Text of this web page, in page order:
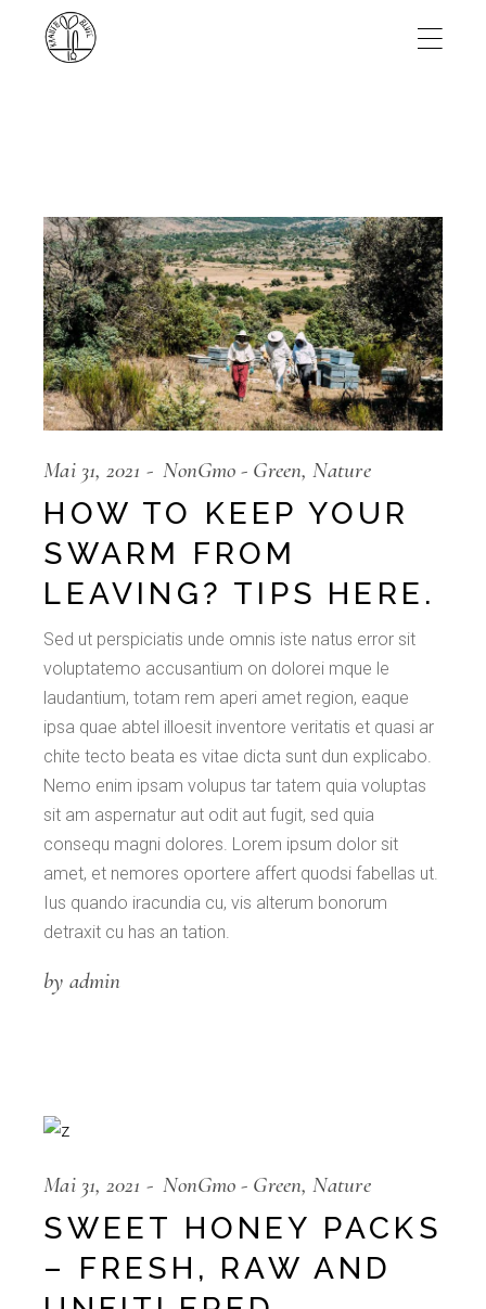
content
Mai 31, 2021 NonGmo Green Nature
HOW TO KEEP YOUR
SWARM FROM
LEAVING? TIPS HERE.
Sed ut perspiciatis unde omnis iste natus error sit
voluptatemo accusantium on dolorei mque le
laudantium, totam rem aperi amet region, eaque
ipsa quae abtel illoesit inventore veritatis et quasi ar
chite tecto beata es vitae dicta sunt dun explicabo.
Nemo enim ipsam volupus tar tatem quia voluptas
sit am aspernatur aut odit aut fugit, sed quia
consequ magni dolores. Lorem ipsum dolor sit
amet, et nemores oportere affert quodsi fabellas ut.
Ius quando iracundia cu, vis alterum bonorum
detraxit cu has an tation.
by admin
Mai 31, 2021 NonGmo Green Nature
SWEET HONEY PACKS
– FRESH, RAW AND